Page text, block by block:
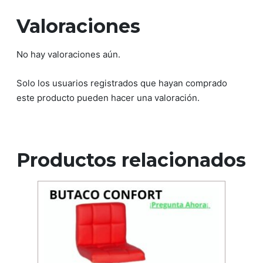
Valoraciones
No hay valoraciones aún.
Solo los usuarios registrados que hayan comprado
este producto pueden hacer una valoración.
Productos relacionados